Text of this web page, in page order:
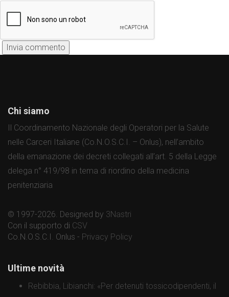
Chi siamo
Il Coordinamento Nazionale degli Operatori per la Salute
nelle Carceri Italiane (Co.N.O.S.C.I. – Onlus), nell’ambito
della emanazione dei decreti collegati all’art. 5 della Legge
delega n° 419/98 in tema di riordino della medicina
penitenziaria
© 1997-2026. Designed by 3Nastri
Con il supporto di CSV
Co.N.O.S.C.I. Onlus - Privacy Policy
Ultime novità
Rebibbia, Libianchi: «Per detenuti tossicodipendenti, il